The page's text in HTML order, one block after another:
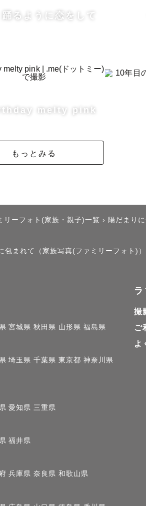
好きです📷´-
す🎀✻
っくりしました
しています🌼
3000円を超える場合、超過分を
了承ください
となりますので、場所によっては
日も撮影可能な場合がございます
気軽にご相談ください
踊るように恋をして
melty pink
もっとみる
リーフォト(家族・親子)一覧 › 陽だまり
まれて（家族写真(ファミリーフォト)）
宮城県 秋田県 山形県 福島県
埼玉県 千葉県 東京都 神奈川県
愛知県 三重県
福井県
兵庫県 奈良県 和歌山県
撮
ご
よ